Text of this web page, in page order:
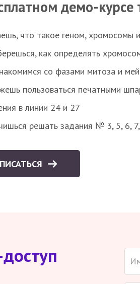
демо-курсе
что такое геном, хромосомы
как определять
со фазами митоза и
пользоваться печатными
в линии 24 и 27
решать задания № 3, 5, 6,